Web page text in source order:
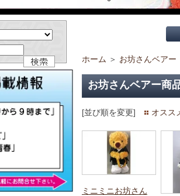
ホーム ＞ お坊さんベアー
お坊さんベアー商
[並び順を変更] オスス
ミニミニお坊さん